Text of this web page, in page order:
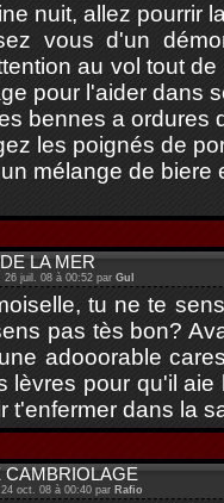
nuit, allez pourrir
vous d'un
au vol tout
pour l'aider dans
bennes a ordures
les poignés de
mélange de biere
LA MER
26 juil. 08 à 00:52 par Gul
tu ne te
pas tès bon?
adooorable
lèvres pour qu'il
t'enfermer dans la
CAMBRIOLAGE
oct. 08 à 00:40 par Rafio